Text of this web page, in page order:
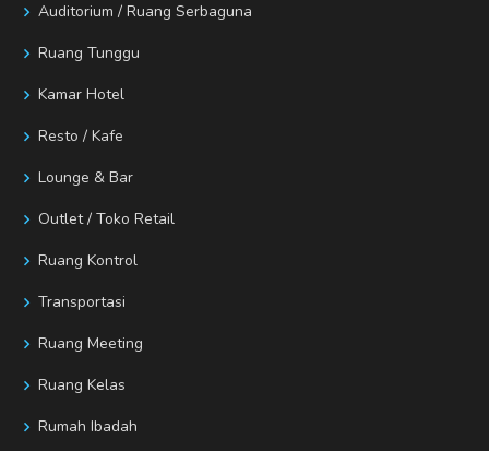
Auditorium / Ruang Serbaguna
Ruang Tunggu
Kamar Hotel
Resto / Kafe
Lounge & Bar
Outlet / Toko Retail
Ruang Kontrol
Transportasi
Ruang Meeting
Ruang Kelas
Rumah Ibadah